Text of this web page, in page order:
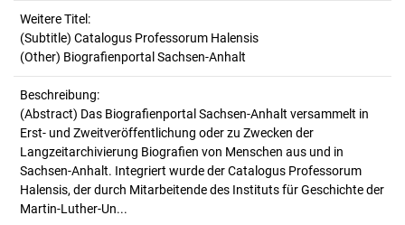
Weitere Titel:
(Subtitle) Catalogus Professorum Halensis
(Other) Biografienportal Sachsen-Anhalt
Beschreibung:
(Abstract) Das Biografienportal Sachsen-Anhalt versammelt in
Erst- und Zweitveröffentlichung oder zu Zwecken der
Langzeitarchivierung Biografien von Menschen aus und in
Sachsen-Anhalt. Integriert wurde der Catalogus Professorum
Halensis, der durch Mitarbeitende des Instituts für Geschichte der
Martin-Luther-Un...